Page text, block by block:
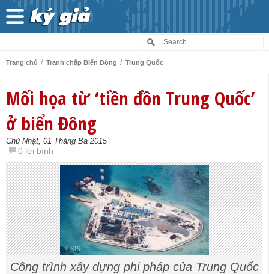
Trang chủ / Tranh chấp Biển Đông / Trung Quốc
Mối họa từ ‘tiền đồn Trung Quốc’
ở biển Đông
Chủ Nhật, 01 Tháng Ba 2015
0 lời bình
Công trình xây dựng phi pháp của Trung Quốc